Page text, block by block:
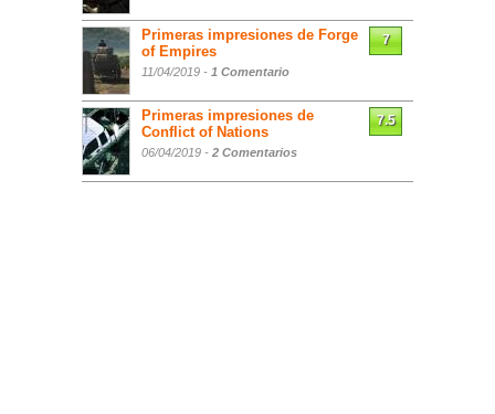
Primeras impresiones de Forge
of Empires
11/04/2019 - 1 Comentario
7
Primeras impresiones de
Conflict of Nations
06/04/2019 - 2 Comentarios
7.5